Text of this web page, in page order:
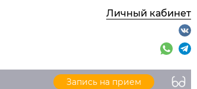
Личный кабинет
Запись на прием